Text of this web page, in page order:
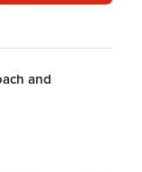
and